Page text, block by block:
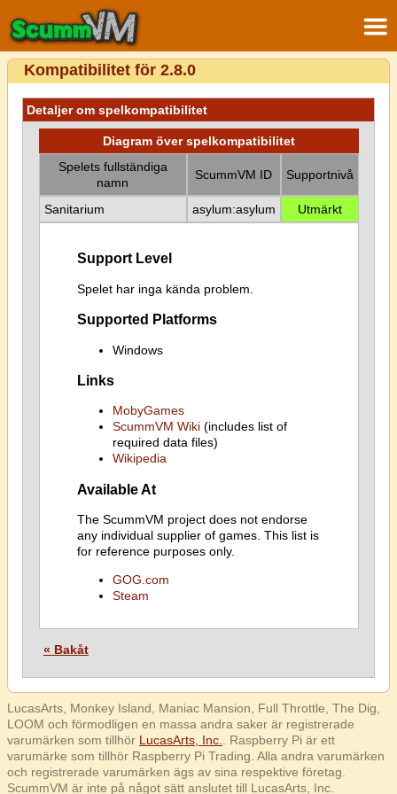
Kompatibilitet för 2.8.0
Detaljer om spelkompatibilitet
Diagram över spelkompatibilitet
Spelets fullständiga
namn
ScummVM ID Supportnivå
Sanitarium asylum:asylum Utmärkt
Support Level
Spelet har inga kända problem.
Supported Platforms
Windows
Links
MobyGames
ScummVM Wiki(includes list of
required data files)
Wikipedia
Available At
The ScummVM project does not endorse
any individual supplier of games. This list is
for reference purposes only.
GOG.com
Steam
« Bakåt
LucasArts, Monkey Island, Maniac Mansion, Full Throttle, The Dig,
LOOM och förmodligen en massa andra saker är registrerade
varumärken som tillhör LucasArts, Inc.
. Raspberry Pi är ett
varumärke som tillhör Raspberry Pi Trading. Alla andra varumärken
och registrerade varumärken ägs av sina respektive företag.
ScummVM är inte på något sätt anslutet till LucasArts, Inc.